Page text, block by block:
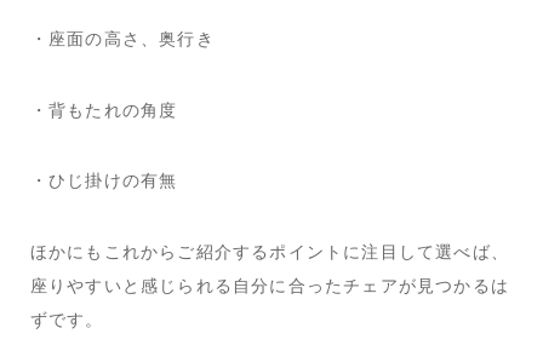
・座面の高さ、奥行き
・背もたれの角度
・ひじ掛けの有無
ほかにもこれからご紹介するポイントに注目して選べば、
座りやすいと感じられる自分に合ったチェアが見つかるは
ずです。